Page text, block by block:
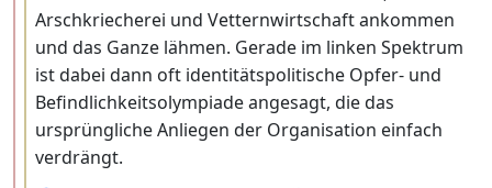
Arschkriecherei und Vetternwirtschaft ankommen
und das Ganze lähmen. Gerade im linken Spektrum
ist dabei dann oft identitätspolitische Opfer- und
Befindlichkeitsolympiade angesagt, die das
ursprüngliche Anliegen der Organisation einfach
verdrängt.